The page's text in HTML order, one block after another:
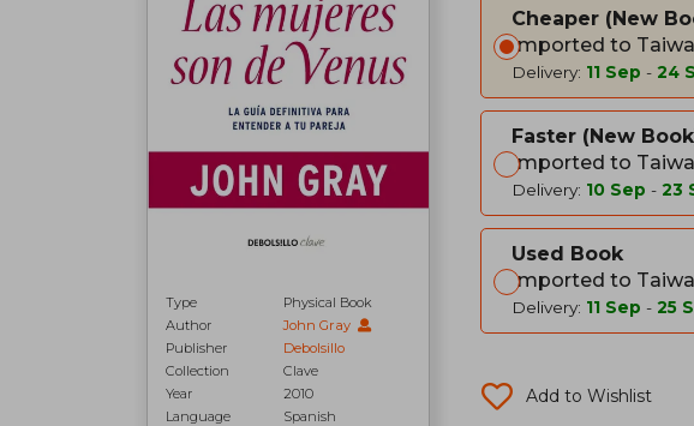
Type
Physical Book
Author
John Gray
Publisher
Debolsillo
Collection
Clave
Year
2010
Language
Spanish
Cheaper
New
Imported to
Delivery: 11 Sep - 24
Faster
New Book
Imported to
Delivery: 10 Sep - 23
Used Book
Imported to
Delivery: 11 Sep - 25
Add to Wishlist